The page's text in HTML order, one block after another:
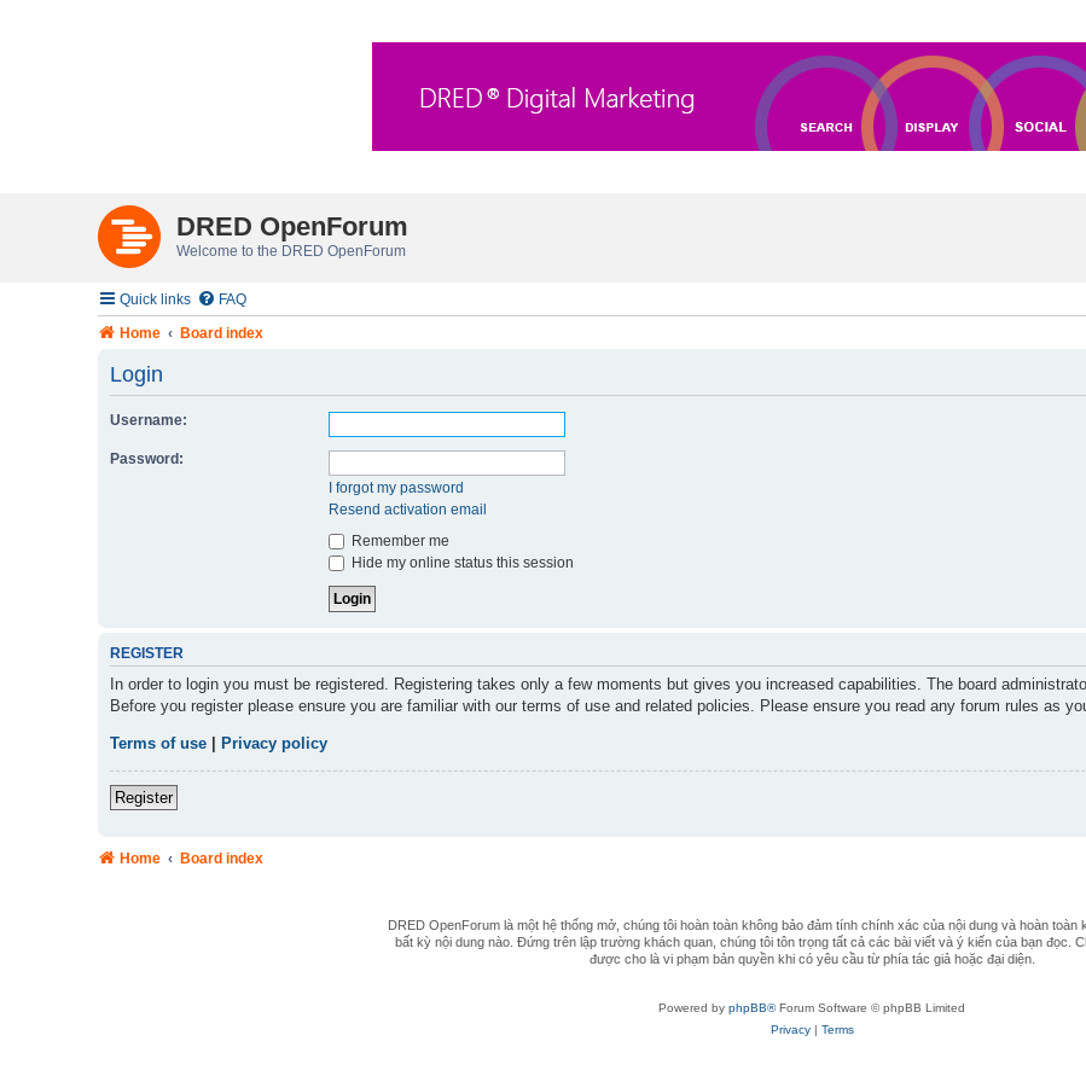
DRED OpenForum
Welcome to the DRED OpenForum
Quick links FAQ
Home
Board index
Login
Username:
Password:
I forgot my password
Resend activation email
Remember me
Hide my online status this session
REGISTER
In order to login you must be registered. Registering takes only a few moments but gives you increased capabilities. The board
Before you register please ensure you are familiar with our terms of use and related policies. Please ensure you read any forum rules as
Terms of use| Privacy policy
Register
Home Board index
DRED OpenForum là một hệ thống mở, chúng tôi hoàn toàn không bảo đảm tính chính xác của nội dung và hoàn toàn
bất kỳ nội dung nào. Đứng trên lập trường khách quan, chúng tôi tôn trọng tất cả các bài viết và ý kiến của bạn đọc.
được cho là vi phạm bản quyền khi có yêu cầu từ phía tác giả hoặc đại diện.
Powered by phpBB®Forum Software © phpBB Limited
Privacy| Terms